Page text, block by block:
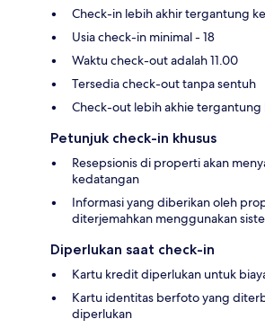
Check-in lebih akhir tergantung
Usia check-in minimal - 18
Waktu check-out adalah 11.00
Tersedia check-out tanpa sentuh
Check-out lebih akhie tergantung
Petunjuk check-in khusus
Resepsionis di properti akan
kedatangan
Informasi yang diberikan oleh
diterjemahkan menggunakan
Diperlukan saat check-in
Kartu kredit diperlukan untuk
Kartu identitas berfoto yang
diperlukan